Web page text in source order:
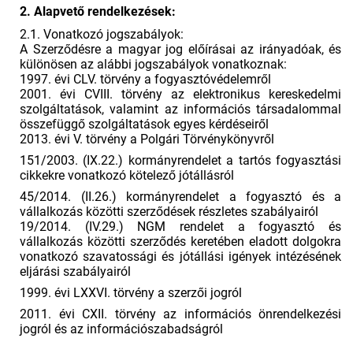
2. Alapvető rendelkezések:
2.1. Vonatkozó jogszabályok:
A Szerződésre a magyar jog előírásai az irányadóak, és
különösen az alábbi jogszabályok vonatkoznak:
1997. évi CLV. törvény a fogyasztóvédelemről
2001. évi CVIII. törvény az elektronikus kereskedelmi
szolgáltatások, valamint az információs társadalommal
összefüggő szolgáltatások egyes kérdéseiről
2013. évi V. törvény a Polgári Törvénykönyvről
151/2003. (IX.22.) kormányrendelet a tartós fogyasztási
cikkekre vonatkozó kötelező jótállásról
45/2014. (II.26.) kormányrendelet a fogyasztó és a
vállalkozás közötti szerződések részletes szabályairól
19/2014. (IV.29.) NGM rendelet a fogyasztó és
vállalkozás közötti szerződés keretében eladott dolgokra
vonatkozó szavatossági és jótállási igények intézésének
eljárási szabályairól
1999. évi LXXVI. törvény a szerzői jogról
2011. évi CXII. törvény az információs önrendelkezési
jogról és az információszabadságról